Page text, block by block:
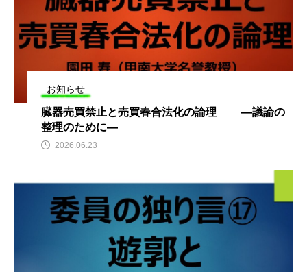
お知らせ
臓器売買禁止と売買春合法化の論理 ―議論の
整理のために—
2026.06.23